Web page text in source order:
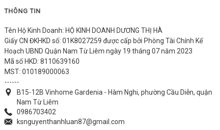
THÔNG TIN
Tên Hộ Kinh Doanh: HỘ KINH DOANH DƯƠNG THỊ HÀ
Giấy CN ĐKHKD số: 01K8027259 được cấp bởi Phòng Tài Chính Kế
Hoạch UBND Quận Nam Từ Liêm ngày 19 tháng 07 năm 2023
Mã số HKD: 8110639160
MST: 010189000063
------
B15-12B Vinhome Gardenia - Hàm Nghi, phường Cầu Diễn, quận
Nam Từ Liêm
0986703402
ksnguyenthanhluan87@gmail.com